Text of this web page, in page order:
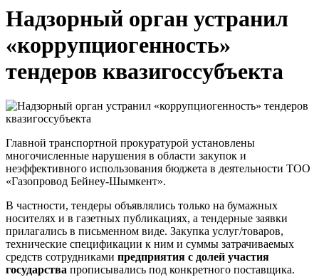
Надзорный орган устранил
«коррупциогенность»
тендеров квазигоссубъекта
Главной транспортной прокуратурой установлены
многочисленные нарушения в области закупок и
неэффективного использования бюджета в деятельности ТОО
«Газопровод Бейнеу-Шымкент».
В частности, тендеры объявлялись только на бумажных
носителях и в газетных публикациях, а тендерные заявки
прилагались в письменном виде. Закупка услуг/товаров,
технические спецификации к ним и суммы затрачиваемых
средств сотрудниками предприятия с долей участия
государства прописывались под конкретного поставщика.